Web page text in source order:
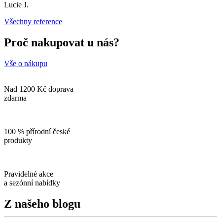
Lucie J.
Všechny reference
Proč nakupovat u nás?
Vše o nákupu
Nad 1200 Kč doprava
zdarma
100 % přírodní české
produkty
Pravidelné akce
a sezónní nabídky
Z našeho blogu